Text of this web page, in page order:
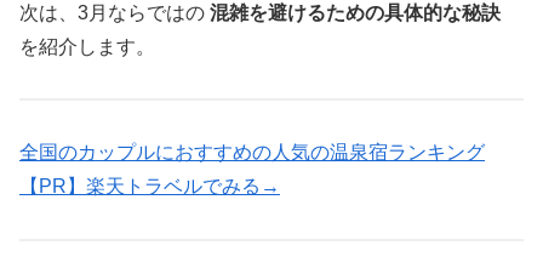
次は、3月ならではの 混雑を避けるための具体的な秘訣
を紹介します。
全国のカップルにおすすめの人気の温泉宿ランキング
【PR】楽天トラベルでみる→